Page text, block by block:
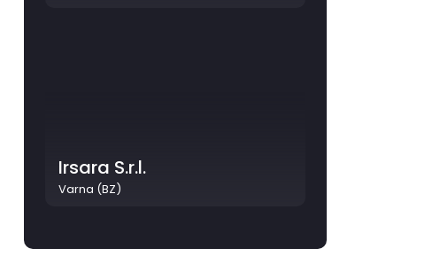
Irsara S.r.l.
Varna (BZ)